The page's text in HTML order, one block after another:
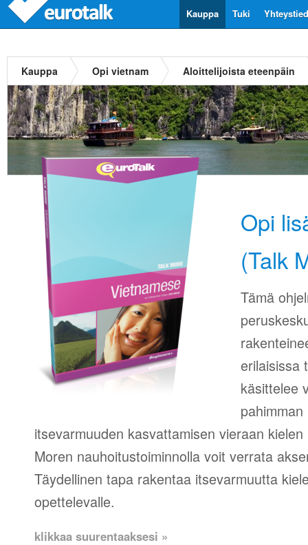
Tuki
Kauppa
Kauppa Opi vietnam Aloittelijoista eteenpäin
Opi
(Talk
Tämä
erilaisissa
käsittelee
itsevarmuuden kasvattamisen vieraan
Moren nauhoitustoiminnolla voit verrata
Täydellinen tapa rakentaa itsevarmuutta
opettelevalle.
klikkaa suurentaaksesi »